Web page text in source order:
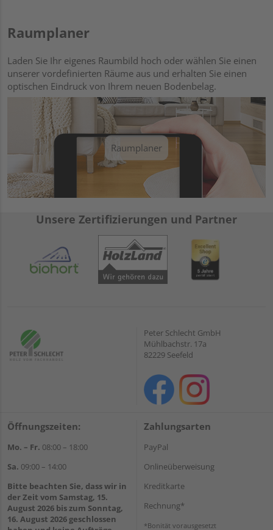
Raumplaner
Laden Sie Ihr eigenes Raumbild hoch oder wählen Sie einen
unserer vordefinierten Räume aus und erhalten Sie einen
optischen Eindruck von Ihrem neuen Bodenbelag.
Raumplaner
Unsere Zertifizierungen und Partner
Peter Schlecht GmbH
Mühlbachstr. 17a
82229 Seefeld
Öffnungszeiten:
Mo. – Fr. 08:00 – 18:00
Sa. 09:00 – 14:00
Bitte beachten Sie, dass wir in
der Zeit vom Samstag, 15.
August 2026 bis zum Sonntag,
16. August 2026 geschlossen
Zahlungsarten
PayPal
Onlineüberweisung
Kreditkarte
Rechnung*
*Bonität vorausgesetzt